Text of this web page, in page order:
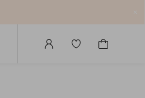
Logga
Gå
Gå